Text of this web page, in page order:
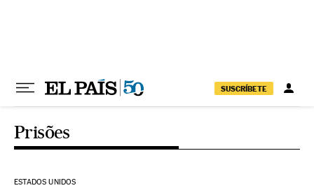
SUSCRÍBETE
Prisões
ESTADOS UNIDOS